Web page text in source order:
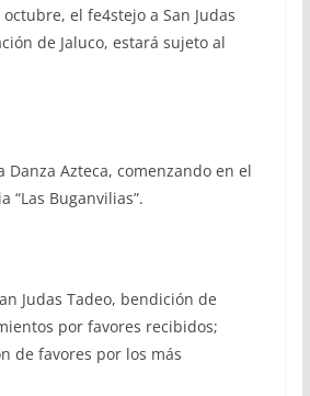
el fe4stejo a San Judas
de Jaluco, estará sujeto al
Danza Azteca, comenzando en el
“Las Buganvilias”.
Judas Tadeo, bendición de
por favores recibidos;
de favores por los más